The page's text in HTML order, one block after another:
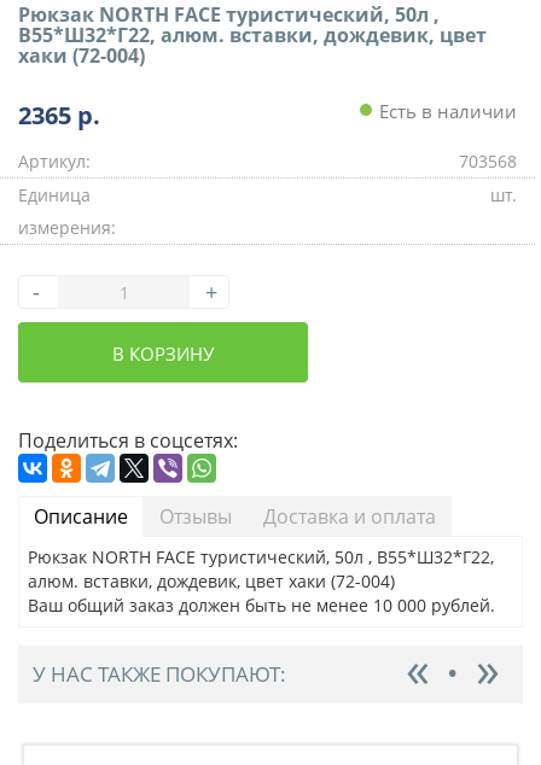
Рюкзак NORTH FACE туристический, 50л ,
В55*Ш32*Г22, алюм. вставки, дождевик, цвет
хаки (72-004)
2365 р. Есть в наличии
Артикул:
703568
Единица
измерения:
шт.
- +
В КОРЗИНУ
Поделиться в соцсетях:
Описание Отзывы Доставка и оплата
Рюкзак NORTH FACE туристический, 50л , В55*Ш32*Г22,
алюм. вставки, дождевик, цвет хаки (72-004)
Ваш общий заказ должен быть не менее 10 000 рублей.
У НАС ТАКЖЕ ПОКУПАЮТ: